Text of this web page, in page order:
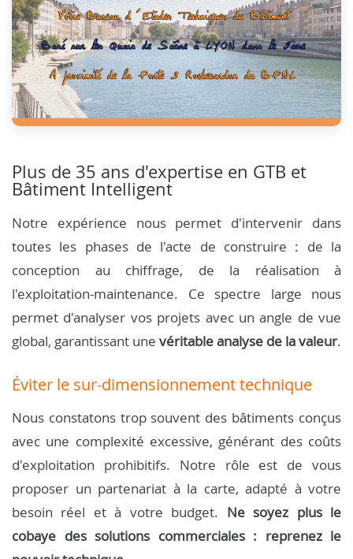
Plus de 35 ans d'expertise en GTB et
Bâtiment Intelligent
Notre expérience nous permet d'intervenir dans
toutes les phases de l'acte de construire : de la
conception au chiffrage, de la réalisation à
l'exploitation-maintenance. Ce spectre large nous
permet d'analyser vos projets avec un angle de vue
global, garantissant une véritable analyse de la valeur.
Éviter le sur-dimensionnement technique
Nous constatons trop souvent des bâtiments conçus
avec une complexité excessive, générant des coûts
d'exploitation prohibitifs. Notre rôle est de vous
proposer un partenariat à la carte, adapté à votre
besoin réel et à votre budget. Ne soyez plus le
cobaye des solutions commerciales : reprenez le